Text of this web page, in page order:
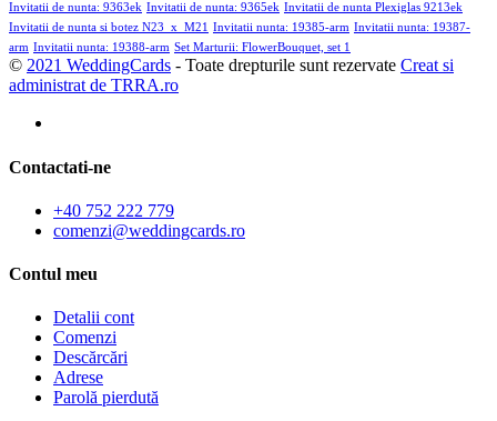
Invitatii de nunta: 9363ek Invitatii de nunta: 9365ek Invitatii de nunta Plexiglas 9213ek
Invitatii de nunta si botez N23_x_M21 Invitatii nunta: 19385-arm Invitatii nunta: 19387-
arm Invitatii nunta: 19388-arm Set Marturii: FlowerBouquet, set 1
© 2021 WeddingCards - Toate drepturile sunt rezervate Creat si
administrat de TRRA.ro
Contactati-ne
+40 752 222 779
comenzi@weddingcards.ro
Contul meu
Detalii cont
Comenzi
Descărcări
Adrese
Parolă pierdută